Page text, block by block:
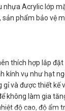
Acrylic lớp
phẩm bảo vệ
thích hợp lắp
kính vụ như hạt
và được thiết kế
không làm gia
độ cao, độ ẩm